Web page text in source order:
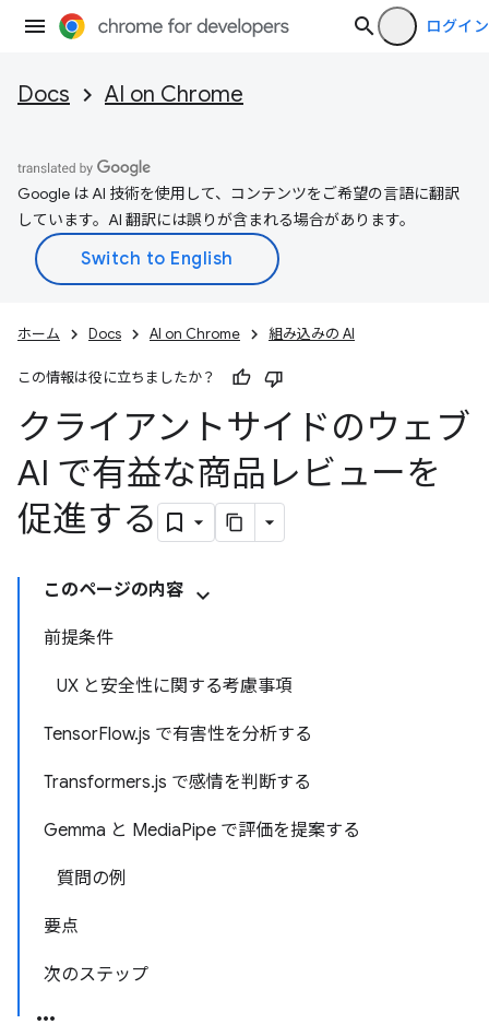
ログイン
Docs AI on Chrome
Google は AI 技術を使用して、コンテンツをご希望の言語に翻訳
しています。AI 翻訳には誤りが含まれる場合があります。
ホーム Docs AI on Chrome 組み込みの AI
この情報は役に立ちましたか？
クライアントサイドのウェブ
AI で有益な商品レビューを
促進する
このページの内容
前提条件
UX と安全性に関する考慮事項
TensorFlow.js で有害性を分析する
Transformers.js で感情を判断する
Gemma と MediaPipe で評価を提案する
質問の例
要点
次のステップ